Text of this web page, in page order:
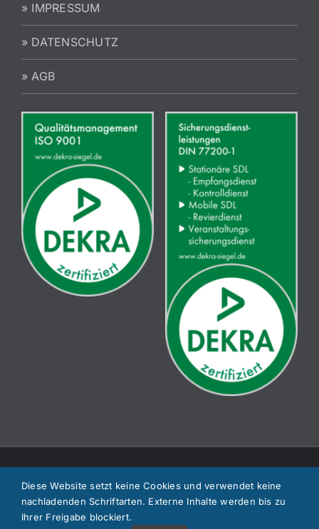
» IMPRESSUM
» DATENSCHUTZ
» AGB
Diese Website setzt keine Cookies und verwendet keine
nachladenden Schriftarten. Externe Inhalte werden bis zu
Ihrer Freigabe blockiert.